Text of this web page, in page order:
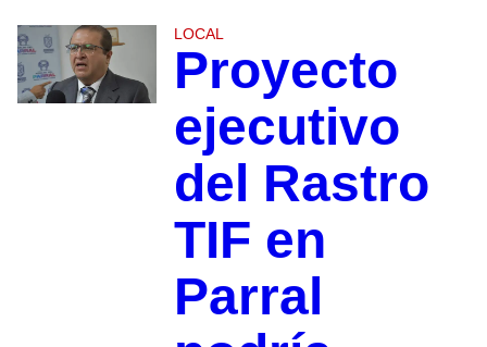
LOCAL
Proyecto
ejecutivo
del Rastro
TIF en
Parral